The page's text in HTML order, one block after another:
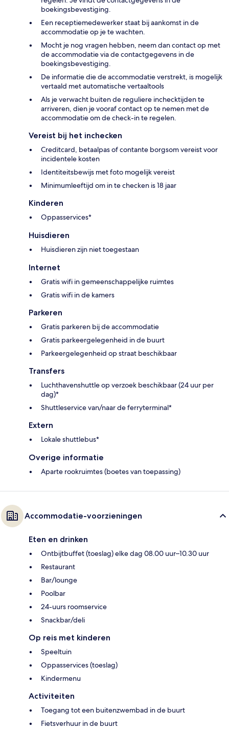
boekingsbevestiging.
Een receptiemedewerker staat bij aankomst in de
accommodatie op je te wachten.
Mocht je nog vragen hebben, neem dan contact op met
de accommodatie via de contactgegevens in de
boekingsbevestiging.
De informatie die de accommodatie verstrekt, is mogelijk
vertaald met automatische vertaaltools
Als je verwacht buiten de reguliere inchecktijden te
arriveren, dien je vooraf contact op te nemen met de
accommodatie om de check-in te regelen.
Vereist bij het inchecken
Creditcard, betaalpas of contante borgsom vereist voor
incidentele kosten
Identiteitsbewijs met foto mogelijk vereist
Minimumleeftijd om in te checken is 18 jaar
Kinderen
Oppasservices*
Huisdieren
Huisdieren zijn niet toegestaan
Internet
Gratis wifi in gemeenschappelijke ruimtes
Gratis wifi in de kamers
Parkeren
Gratis parkeren bij de accommodatie
Gratis parkeergelegenheid in de buurt
Parkeergelegenheid op straat beschikbaar
Transfers
Luchthavenshuttle op verzoek beschikbaar (24 uur per
dag)*
Shuttleservice van/naar de ferryterminal*
Extern
Lokale shuttlebus*
Overige informatie
Aparte rookruimtes (boetes van toepassing)
Accommodatie-voorzieningen
Eten en drinken
Ontbijtbuffet (toeslag) elke dag 08.00 uur–10.30 uur
Restaurant
Bar/lounge
Poolbar
24-uurs roomservice
Snackbar/deli
Op reis met kinderen
Speeltuin
Oppasservices (toeslag)
Kindermenu
Activiteiten
Toegang tot een buitenzwembad in de buurt
Fietsverhuur in de buurt